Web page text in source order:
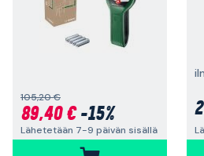
105,20 €
89,40 €-15%
Lähetetään 7-9 päivän sisällä